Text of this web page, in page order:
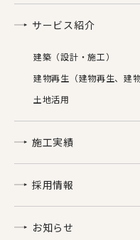
サービス紹介
建築（設計・施工）
建物再生（建物再生、建
土地活用
施工実績
採用情報
お知らせ